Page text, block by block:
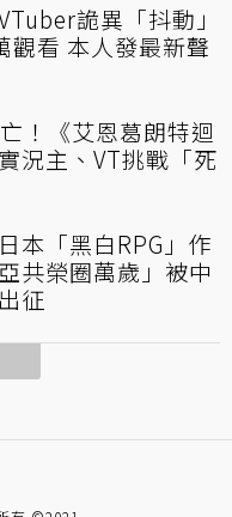
詭異「抖動」
觀看 本人發最新聲
！《艾恩葛朗特迴
況主、VT挑戰「死
本「黑白RPG」作
共榮圈萬歲」被中
征